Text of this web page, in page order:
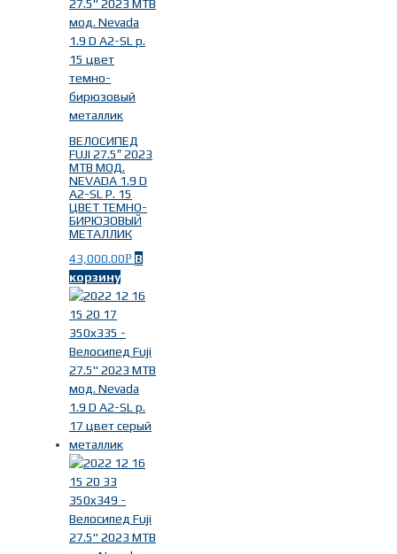
ВЕЛОСИПЕД
FUJI 27.5″ 2023
MTB МОД.
NEVADA 1.9 D
A2-SL Р. 15
ЦВЕТ ТЕМНО-
БИРЮЗОВЫЙ
МЕТАЛЛИК
43,000.00Р В
корзину